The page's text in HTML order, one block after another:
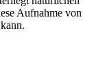
Aufnahme von